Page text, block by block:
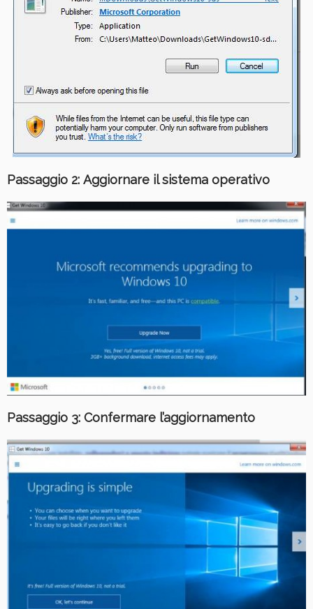
Passaggio 2: Aggiornare il sistema operativo
Passaggio 3: Confermare l’aggiornamento